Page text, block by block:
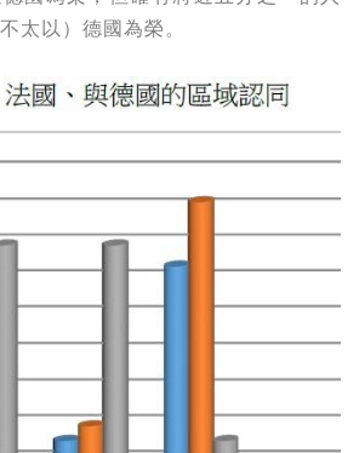
太以）德國為榮。